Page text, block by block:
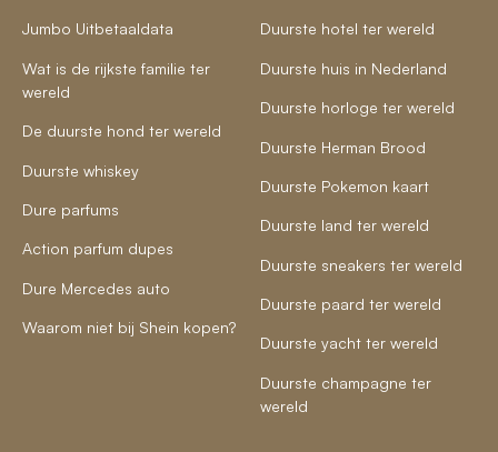
Jumbo Uitbetaaldata
Wat is de rijkste familie ter
wereld
De duurste hond ter wereld
Duurste whiskey
Dure parfums
Action parfum dupes
Dure Mercedes auto
Waarom niet bij Shein kopen?
Duurste hotel ter wereld
Duurste huis in Nederland
Duurste horloge ter wereld
Duurste Herman Brood
Duurste Pokemon kaart
Duurste land ter wereld
Duurste sneakers ter wereld
Duurste paard ter wereld
Duurste yacht ter wereld
Duurste champagne ter
wereld